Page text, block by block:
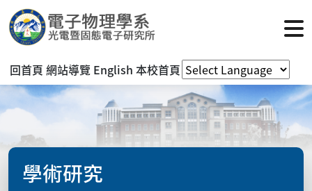
回首頁 網站導覽 English 本校首頁
學術研究